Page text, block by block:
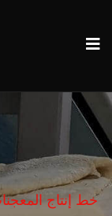
خط إنتاج